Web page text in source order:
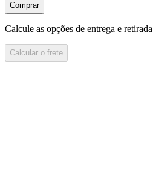
Comprar
Calcule as opções de entrega e retirada
Calcular o frete